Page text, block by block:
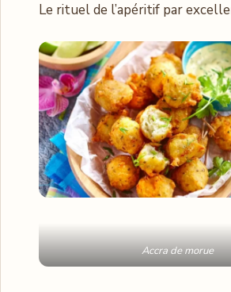
Le rituel de l’apéritif par
Accra de morue